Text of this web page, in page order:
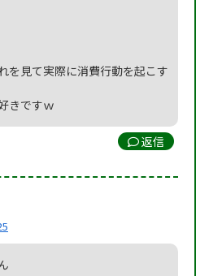
を見て実際に消費行動を起こす
きですｗ
返信